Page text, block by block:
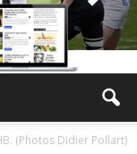
(Photos Didier Pollart)